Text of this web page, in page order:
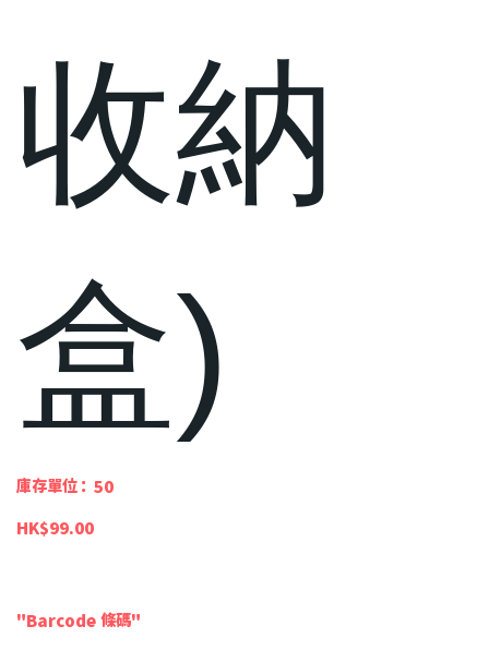
收納
盒)
庫存單位：
SKU
50
50
價
格
HK$99.00
"Barcode 條碼"